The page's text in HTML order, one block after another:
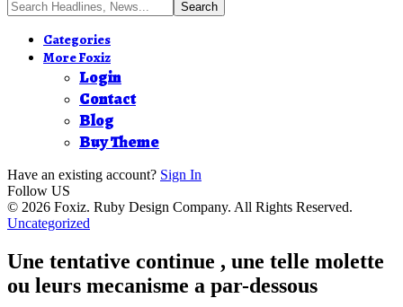
Categories
More Foxiz
Login
Contact
Blog
Buy Theme
Have an existing account? Sign In
Follow US
© 2026 Foxiz. Ruby Design Company. All Rights Reserved.
Uncategorized
Une tentative continue , une telle molette
ou leurs mecanisme a par-dessous